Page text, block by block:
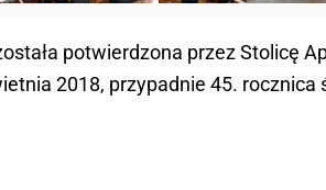
potwierdzona przez Stolicę
2018, przypadnie 45. rocznica